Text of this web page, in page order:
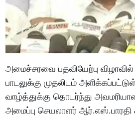
அமைச்சரவை பதவியேற்பு
பாடலுக்கு முதலிடம்
வாழ்த்துக்கு தொடர்ந்து
அமைப்பு செயலாளர் ஆர்.எஸ்.பாரதி